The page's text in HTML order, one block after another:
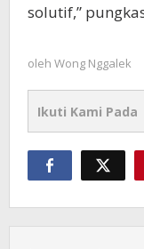
solutif,”
oleh Wong Nggalek
Ikuti Kami Pada